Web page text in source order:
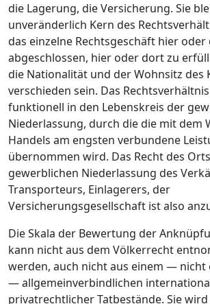
die Lagerung, die Versicherung. Sie
unveränderlich Kern des
das einzelne Rechtsgeschäft hier
abgeschlossen, hier oder dort zu
die Nationalität und der Wohnsitz des
verschieden sein. Das
funktionell in den Lebenskreis der
Niederlassung, durch die die mit dem
Handels am engsten verbundene
übernommen wird. Das Recht des
gewerblichen Niederlassung des
Transporteurs, Einlagerers, der
Versicherungsgesellschaft ist also
Die Skala der Bewertung der
kann nicht aus dem Völkerrecht
werden, auch nicht aus einem — nicht
— allgemeinverbindlichen
privatrechtlicher Tatbestände. Sie